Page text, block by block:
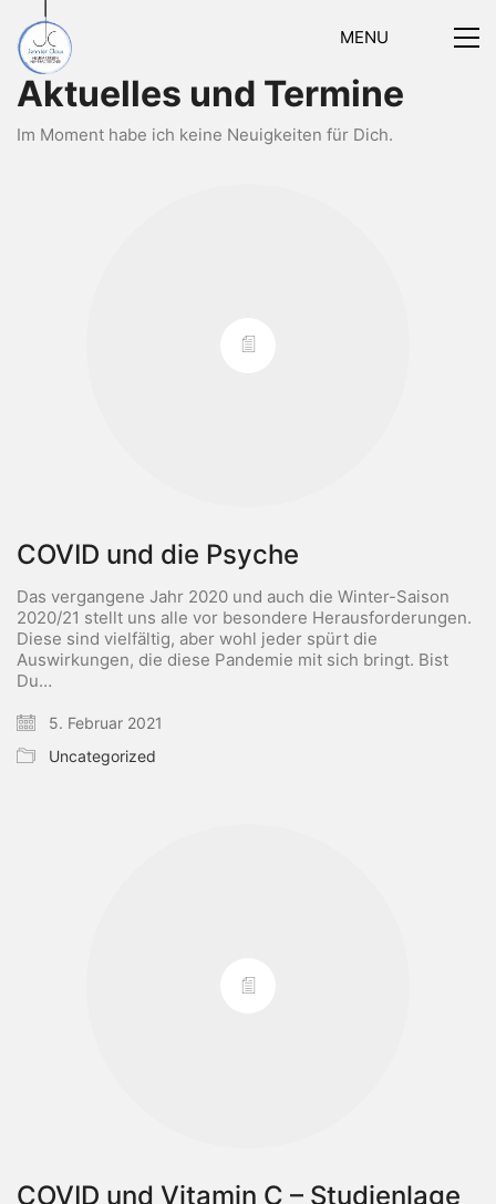
MENU
Aktuelles und Termine
Im Moment habe ich keine Neuigkeiten für Dich.
COVID und die Psyche
Das vergangene Jahr 2020 und auch die Winter-Saison
2020/21 stellt uns alle vor besondere Herausforderungen.
Diese sind vielfältig, aber wohl jeder spürt die
Auswirkungen, die diese Pandemie mit sich bringt. Bist
Du…
5. Februar 2021
Uncategorized
COVID und Vitamin C – Studienlage